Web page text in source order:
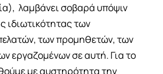
λαμβάνει σοβαρά υπόψιν
ιδιωτικότητας των
των προμηθετών, των
εργαζομένων σε αυτή. Για το
με αυστηρότητα την